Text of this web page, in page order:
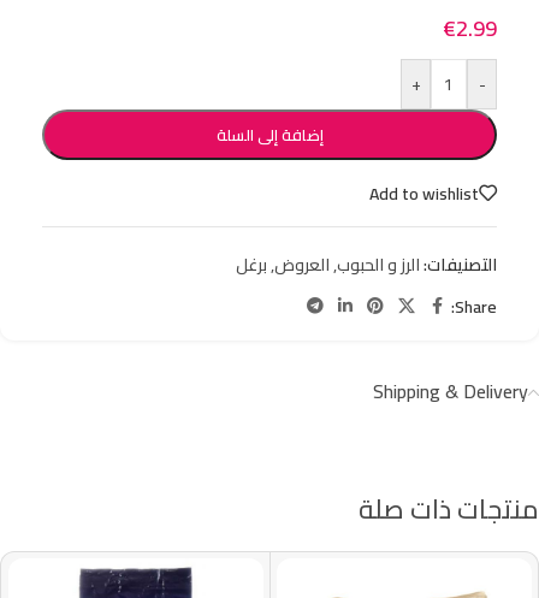
€2.99
-
+
إضافة إلى السلة
Add to wishlist
التصنيفات:الرز و الحبوب,العروض,برغل
Share:
Shipping & Delivery
منتجات ذات صلة